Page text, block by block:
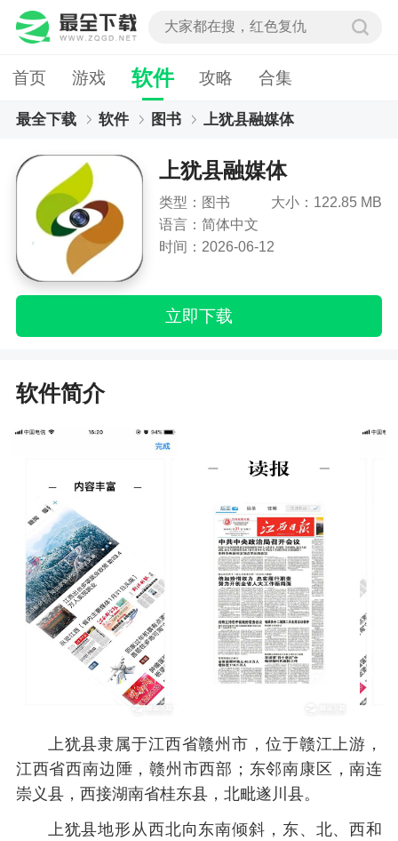
首页 游戏 软件 攻略 合集
最全下载 软件 图书 上犹县融媒体
上犹县融媒体
类型：图书
大小：122.85 MB
语言：简体中文
时间：2026-06-12
立即下载
软件简介
上犹县隶属于江西省赣州市，位于赣江上游，
江西省西南边陲，赣州市西部；东邻南康区，南连
崇义县，西接湖南省桂东县，北毗遂川县。
上犹县地形从西北向东南倾斜，东、北、西和